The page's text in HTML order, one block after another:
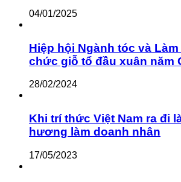
04/01/2025
Hiệp hội Ngành tóc và Làm
chức giỗ tổ đầu xuân năm
28/02/2024
Khi trí thức Việt Nam ra đi
hương làm doanh nhân
17/05/2023